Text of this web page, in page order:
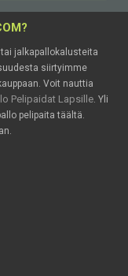
tai jalkapallokalusteita
siirtyimme
Voit nauttia
Pelipaidat Lapsille . Yli
pelipaita täältä.